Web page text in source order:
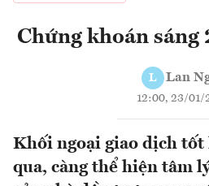
Chứng khoán sáng
L Lan
12:00, 23/01/
Khối ngoại giao dịch tốt
qua, càng thể hiện tâm